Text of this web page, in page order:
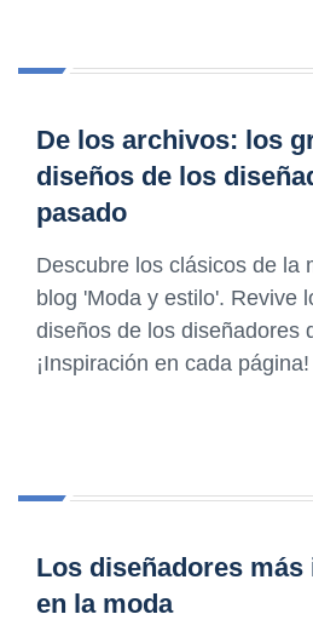
De los archivos: los
diseños de los
pasado
Descubre los clásicos de la
blog 'Moda y estilo'. Revive
diseños de los diseñadores
¡Inspiración en cada página!
Los diseñadores
en la moda